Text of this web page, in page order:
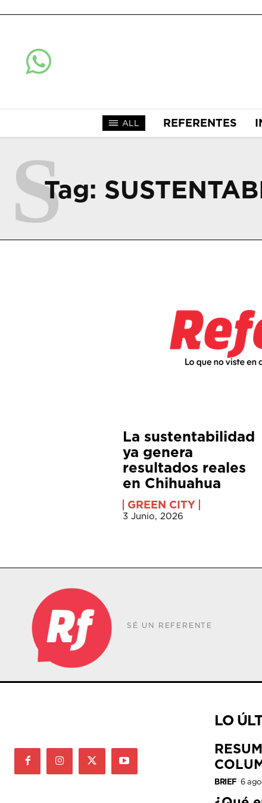
ALL REFERENTES
Tag:
S
La sustentabilidad
ya genera
resultados reales
en Chihuahua
GREEN CITY
3 Junio, 2026
SÉ UN REFERENTE
LO
BRIEF 6